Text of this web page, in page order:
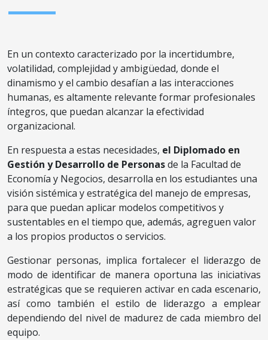
En un contexto caracterizado por la incertidumbre,
volatilidad, complejidad y ambigüedad, donde el
dinamismo y el cambio desafían a las interacciones
humanas, es altamente relevante formar profesionales
íntegros, que puedan alcanzar la efectividad
organizacional.
En respuesta a estas necesidades, el Diplomado en
Gestión y Desarrollo de Personasde la Facultad de
Economía y Negocios, desarrolla en los estudiantes una
visión sistémica y estratégica del manejo de empresas,
para que puedan aplicar modelos competitivos y
sustentables en el tiempo que, además, agreguen valor
a los propios productos o servicios.
Gestionar personas, implica fortalecer el liderazgo de
modo de identificar de manera oportuna las iniciativas
estratégicas que se requieren activar en cada escenario,
así como también el estilo de liderazgo a emplear
dependiendo del nivel de madurez de cada miembro del
equipo.